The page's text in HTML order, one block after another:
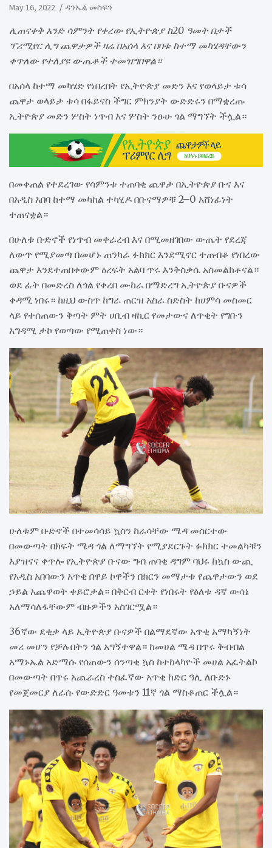
May 16, 2022 ዳንኤል መስፍን
ሊጠናቀቅ አንድ ሳምንት የቀረው የኢትዮጵያ ከ20 ዓመት በታች
ፕሪሚየር ሊግ ጨዋታዎች ዛሬ በአሰላ እና በባቱ ከተማ መካሄዳቸውን
ቀጥለው የተለያዩ ውጤቶች ተመዝግበዋል።
በአሰላ ከተማ መካሄድ የነበረበት የኢትዮጵያ መድን እና የወላይታ ቱሳ
ጨዋታ ወላይታ ቱሳ በፋይናስ ችግር ምክንያት ውድድሩን በማቋረጡ
ኢትዮጵያ መድን ሦስት ነጥብ እና ሦስት ንፁሁ ጎል ማግኘት ችሏል።
በመቀጠል የተደረገው የሳምንቱ ተጠባቂ ጨዋታ በኢትዮጵያ ቡና እና
በአዲስ አበባ ከተማ መካከል ተካሂዶ በቡናማዎቹ 2–0 አሸነፊነት
ተጠናቋል።
በሁለቱ ቡድኖች የነጥብ መቀራረብ እና በሚመዘገበው ውጤት የደረጃ
ለውጥ የሚያመጣ በመሆኑ ጠንካራ ፉክክር እንደሚኖር ተጠብቆ የነበረው
ጨዋታ እንደተጠበቀውም ዕረፍት አልባ ጥሩ እንቅስቃሴ አስመልክቶናል።
ወደ ፊት በመድረስ ለጎል የቀረበ ሙከራ በማድረግ ኢትዮጵያ ቡናዎች
ቀዳሚ ነበሩ። ከዚህ ውስጥ ከግራ ጠርዝ አስራ ስድስት ከሀምሳ መስመር
ላይ የተሰጠውን ቅጣት ምት ሀቢብ ዛኪር የመታውና ለጥቂት የግቡን
አግዳሚ ታኮ የወጣው የሚጠቀስ ነው።
ሁለቱም ቡድኖች በተመሳሳይ ኳስን ከራሳቸው ሜዳ መስርተው
በመውጣት በክፍት ሜዳ ጎል ለማግኘት የሚያደርጉት ፉክክር ተመልካቹን
እያዝናና ቀጥሎ የኢትዮጵያ ቡናው ግብ ጠባቂ ዳግም ባህሩ ከኳስ ውጪ
የአዲስ አበባውን አጥቂ በዋይ ኮዋችን በክርን መማታቱ የጨዋታውን ወደ
ኃይል አጨዋወት ቀይሮታል። በቅርብ ርቀት የነበሩት የዕለቱ ዳኛ ውሳኔ
አለማሳለፋቸውም ብዙዎችን አስገርሟል።
36ኛው ደቂቃ ላይ ኢትዮጵያ ቡናዎች በልማደኛው አጥቂ አማካኝነት
መሪ መሆን የቻሉበትን ጎል አግኝተዋል። ከመሀል ሜዳ በጥሩ ቅብብል
አማኑኤል አድማሱ የሰጠውን ሰንጣቂ ኳስ ከተከላካዮች መሀል አፈትልኮ
በመውጣት በጥሩ አጨራረስ ተስፈኛው አጥቂ ከድር ዓሊ ለቡድኑ
የመጀመርያ ለራሱ የውድድር ዓመቱን 11ኛ ጎል ማስቆጠር ችሏል።